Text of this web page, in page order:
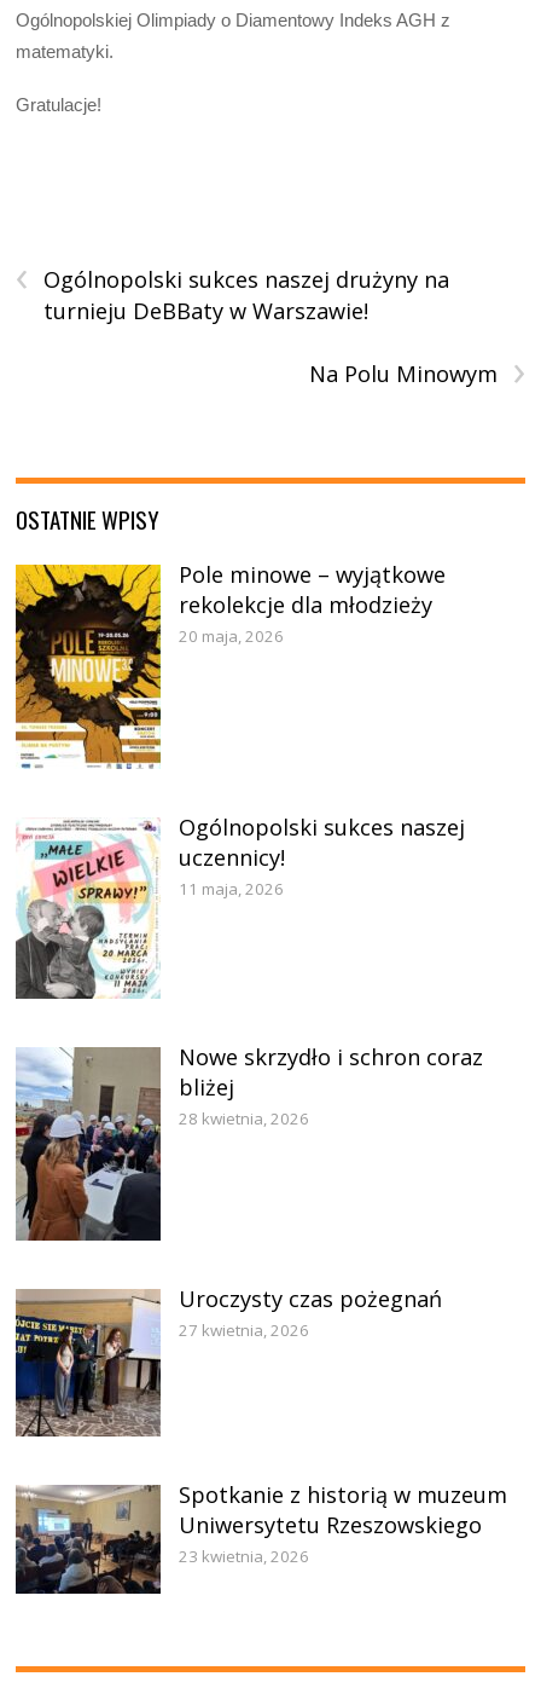
Ogólnopolskiej Olimpiady o Diamentowy Indeks AGH z
matematyki.
Gratulacje!
‹
Ogólnopolski sukces naszej drużyny na
turnieju DeBBaty w Warszawie!
›
Na Polu Minowym
OSTATNIE WPISY
Pole minowe – wyjątkowe
rekolekcje dla młodzieży
20 maja, 2026
Ogólnopolski sukces naszej
uczennicy!
11 maja, 2026
Nowe skrzydło i schron coraz
bliżej
28 kwietnia, 2026
Uroczysty czas pożegnań
27 kwietnia, 2026
Spotkanie z historią w muzeum
Uniwersytetu Rzeszowskiego
23 kwietnia, 2026